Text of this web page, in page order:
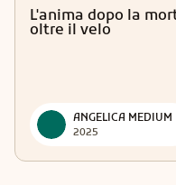
un vecchio dolore
processo facile, e lo
come quando si
eccitazione, come se
qualcosa che aspettava da tempo. In
vostre emozioni
L'anima dopo la
oltre il velo
ANGELICA MEDIUM
2025